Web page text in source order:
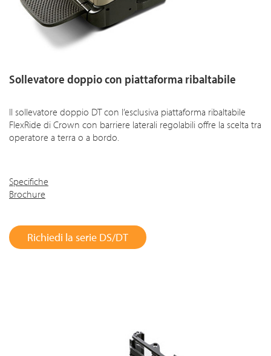
Sollevatore doppio con piattaforma ribaltabile
Il sollevatore doppio DT con l’esclusiva piattaforma ribaltabile
FlexRide di Crown con barriere laterali regolabili offre la scelta tra
operatore a terra o a bordo.
Specifiche
Brochure
Richiedi la serie DS/DT